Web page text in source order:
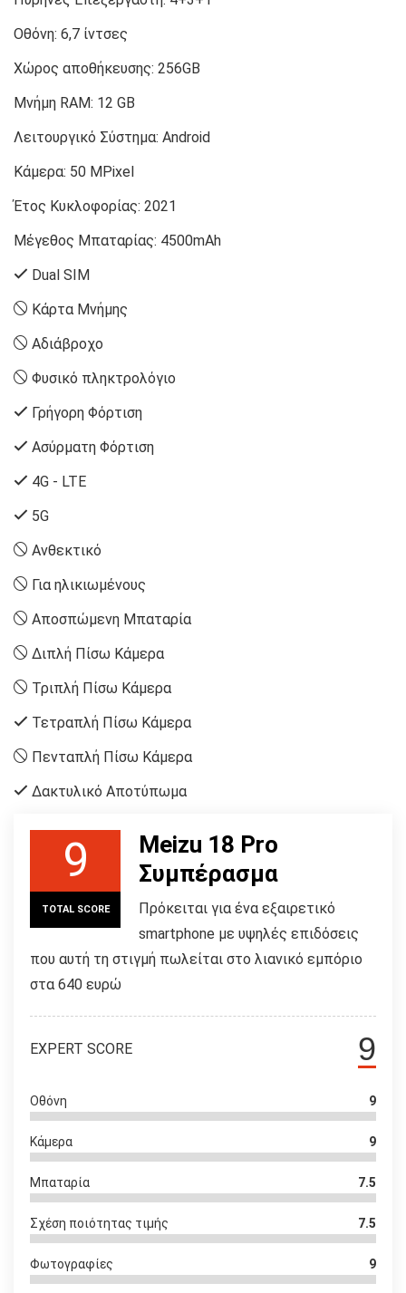
Οθόνη: 6,7 ίντσες
Χώρος αποθήκευσης: 256GB
Μνήμη RAM: 12 GB
Λειτουργικό Σύστημα: Android
Κάμερα: 50 MPixel
Έτος Κυκλοφορίας: 2021
Μέγεθος Μπαταρίας: 4500mAh
Dual SIM
Κάρτα Μνήμης
Αδιάβροχο
Φυσικό πληκτρολόγιο
Γρήγορη Φόρτιση
Ασύρματη Φόρτιση
4G - LTE
5G
Ανθεκτικό
Για ηλικιωμένους
Αποσπώμενη Μπαταρία
Διπλή Πίσω Κάμερα
Τριπλή Πίσω Κάμερα
Τετραπλή Πίσω Κάμερα
Πενταπλή Πίσω Κάμερα
Δακτυλικό Αποτύπωμα
9
TOTAL SCORE
Meizu 18 Pro
Συμπέρασμα
Πρόκειται για ένα εξαιρετικό
smartphone με υψηλές επιδόσεις
που αυτή τη στιγμή πωλείται στο λιανικό εμπόριο
στα 640 ευρώ
9
EXPERT SCORE
Οθόνη 9
Κάμερα 9
Μπαταρία 7.5
Σχέση ποιότητας τιμής 7.5
Φωτογραφίες 9